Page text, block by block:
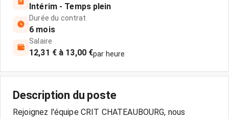
Intérim - Temps plein
Durée du contrat
6 mois
Salaire
12,31 € à 13,00 €par heure
Description du poste
Rejoignez l'équipe CRIT CHATEAUBOURG, nous